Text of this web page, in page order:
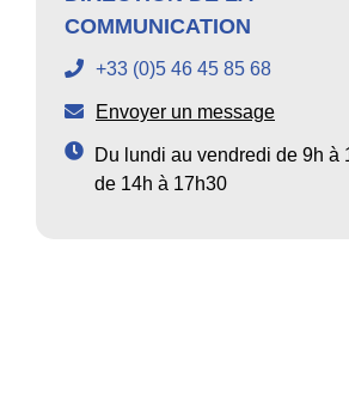
COMMUNICATION
+33 (0)5 46 45 85 68
Envoyer un message
Du lundi au vendredi de 9h à
de 14h à 17h30